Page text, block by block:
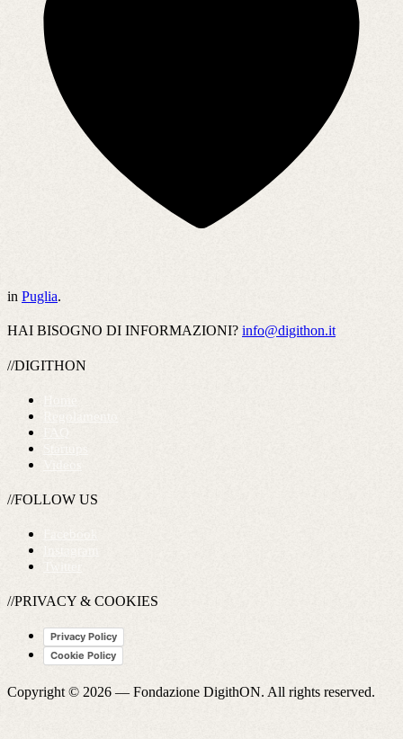
in Puglia.
HAI BISOGNO DI INFORMAZIONI? info@digithon.it
//DIGITHON
//FOLLOW US
//PRIVACY & COOKIES
Privacy Policy
Cookie Policy
Copyright © 2026 —Fondazione DigithON. All rights reserved.